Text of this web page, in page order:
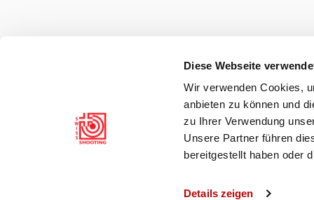
Diese Webseite
Wir verwenden Cookies,
anbieten zu können und
zu Ihrer Verwendung
Unsere Partner führen
bereitgestellt haben oder
Details zeigen
Informativa sulla